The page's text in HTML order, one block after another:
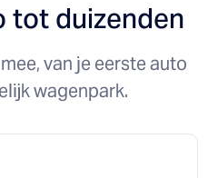
tot duizenden
van je eerste auto
wagenpark.